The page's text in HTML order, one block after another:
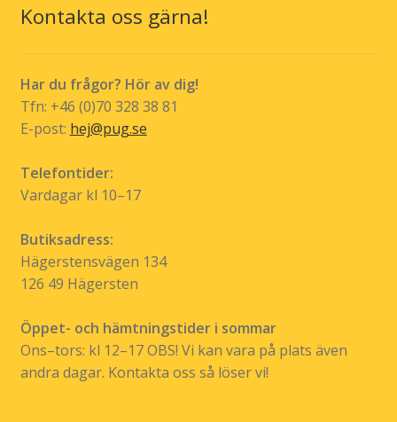
Kontakta oss gärna!
Har du frågor? Hör av dig!
Tfn: +46 (0)70 328 38 81
E-post: hej@pug.se
Telefontider:
Vardagar kl 10–17
Butiksadress:
Hägerstensvägen 134
126 49 Hägersten
Öppet- och hämtningstider i sommar
Ons–tors: kl 12–17 OBS! Vi kan vara på plats även
andra dagar. Kontakta oss så löser vi!